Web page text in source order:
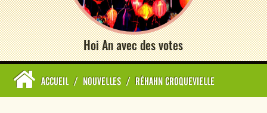
Hoi An avec des votes
ACCUEIL / NOUVELLES / RÉHAHN CROQUEVIELLE